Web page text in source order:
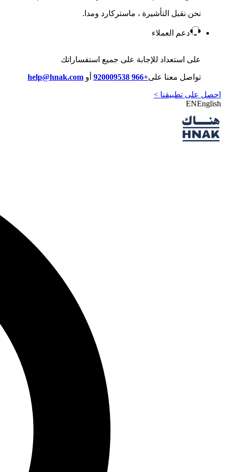
نحن نقبل التأشيرة ، ماستركارد ومدا.
دعم العملاء
على استعداد للإجابة على جميع استفساراتك
تواصل معنا على+966 920009538 أو help@hnak.com
احصل على تطبيقنا >
ENEnglish